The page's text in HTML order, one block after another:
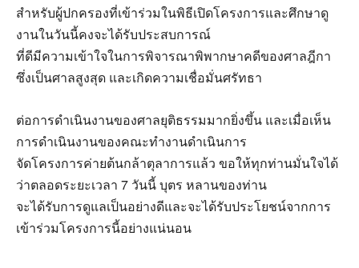
สำหรับผู้ปกครองที่เข้าร่วมในพิธีเปิดโครงการและศึกษาดู
งานในวันนี้คงจะได้รับประสบการณ์
ที่ดีมีความเข้าใจในการพิจารณาพิพากษาคดีของศาลฎีกา
ซึ่งเป็นศาลสูงสุด และเกิดความเชื่อมั่นศรัทธา
ต่อการดำเนินงานของศาลยุติธรรมมากยิ่งขึ้น และเมื่อเห็น
การดำเนินงานของคณะทำงานดำเนินการ
จัดโครงการค่ายต้นกล้าตุลาการแล้ว ขอให้ทุกท่านมั่นใจได้
ว่าตลอดระยะเวลา 7 วันนี้ บุตร หลานของท่าน
จะได้รับการดูแลเป็นอย่างดีและจะได้รับประโยชน์จากการ
เข้าร่วมโครงการนี้อย่างแน่นอน